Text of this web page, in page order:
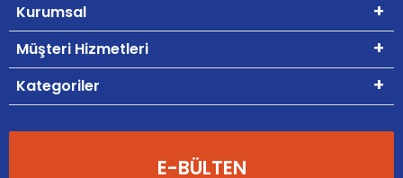
Kurumsal
Müşteri Hizmetleri
Kategoriler
E-BÜLTEN